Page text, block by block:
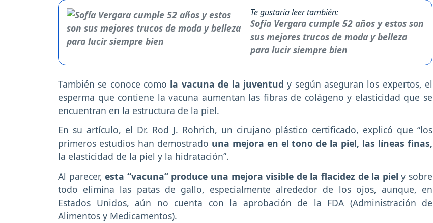
Te gustaría leer también:
Sofía Vergara cumple 52 años y estos son
sus mejores trucos de moda y belleza
para lucir siempre bien
También se conoce como la vacuna de la juventud y según aseguran los expertos, el
esperma que contiene la vacuna aumentan las fibras de colágeno y elasticidad que se
encuentran en la estructura de la piel.
En su artículo, el Dr. Rod J. Rohrich, un cirujano plástico certificado, explicó que “los
primeros estudios han demostrado una mejora en el tono de la piel, las líneas finas,
la elasticidad de la piel y la hidratación”.
Al parecer, esta “vacuna” produce una mejora visible de la flacidez de la piel y sobre
todo elimina las patas de gallo, especialmente alrededor de los ojos, aunque, en
Estados Unidos, aún no cuenta con la aprobación de la FDA (Administración de
Alimentos y Medicamentos).